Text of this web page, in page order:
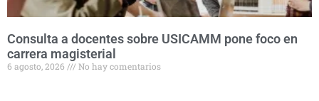
Consulta a docentes sobre USICAMM pone foco en
carrera magisterial
6 agosto, 2026 No hay comentarios